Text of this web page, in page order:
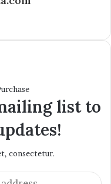
list to
consectetur.